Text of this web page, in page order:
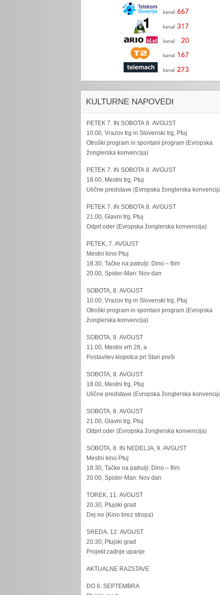
KULTURNE NAPOVEDI
PETEK 7. IN SOBOTA 8. AVGUST
10.00, Vrazov trg in Slovenski trg, Ptuj
Otroški program in spontani program (Evropska
žonglerska konvencija)
PETEK 7. IN SOBOTA 8. AVGUST
18.00, Mestni trg, Ptuj
Ulične predstave (Evropska žonglerska
PETEK 7. IN SOBOTA 8. AVGUST
21.00, Glavni trg, Ptuj
Odprt oder (Evropska žonglerska konvencija)
PETEK, 7. AVGUST
Mestni kino Ptuj
18.30, Tačke na patrulji: Dino – film
20.00, Spider-Man: Nov dan
SOBOTA, 8. AVGUST
10.00, Vrazov trg in Slovenski trg, Ptuj
Otroški program in spontani program (Evropska
žonglerska konvencija)
SOBOTA, 8. AVGUST
11.00, Mestni vrh 28, a
Postavitev klopotca pri Stari preši
SOBOTA, 8. AVGUST
18.00, Mestni trg, Ptuj
Ulične predstave (Evropska žonglerska
SOBOTA, 8. AVGUST
21.00, Glavni trg, Ptuj
Odprt oder (Evropska žonglerska konvencija)
SOBOTA, 8. IN NEDELJA, 9. AVGUST
Mestni kino Ptuj
18.30, Tačke na patrulji: Dino – film
20.00, Spider-Man: Nov dan
TOREK, 11. AVGUST
20.30, Ptujski grad
Dej no (Kino brez stropa)
SREDA, 12. AVGUST
20.30, Ptujski grad
Projekt zadnje upanje
AKTUALNE RAZSTAVE
DO 6. SEPTEMBRA